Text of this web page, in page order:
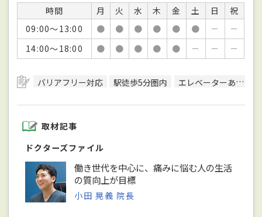
時間 月 火 水 木 金 土 日
祝
09:00～13:00
● ● ● ● ● ● －
－
14:00～18:00
● ● ● ● ● － － －
バリアフリー対応 駅徒歩5分圏内 エレベーターあり
取材記事
ドクターズファイル
働き世代を中心に、痛みに悩む人の生活
の質向上が目標
小田 晃義 院長